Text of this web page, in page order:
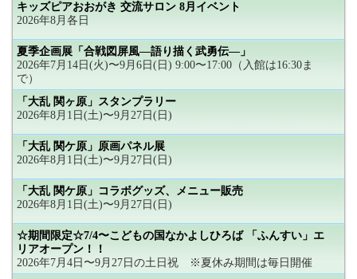
キッズピアおおがき 交流サロン 8月イベント
2026年8月各日
夏季企画展「合戦図屏風―語り描く武勇伝―」
2026年7月14日(火)〜9月6日(日) 9:00〜17:00（入館は16:30ま
で）
「大乱 関ヶ原」スタンプラリー
2026年8月1日(土)〜9月27日(日)
「大乱 関ケ原」原画パネル展
2026年8月1日(土)〜9月27日(日)
「大乱 関ケ原」コラボグッズ、メニュー販売
2026年8月1日(土)〜9月27日(日)
☆期間限定☆7/4〜こどもの国なかよしひろば 「ふんすい」エ
リアオープン！！
2026年7月4日〜9月27日の土日祝 ※夏休み期間は毎日開催